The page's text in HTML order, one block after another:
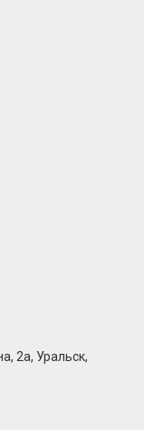
2а, Уральск,